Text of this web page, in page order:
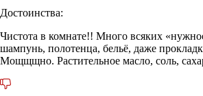
Достоинства:
Чистота в комнате!! Много всяких
шампунь, полотенца, бельё, даже
Мощщщно. Растительное масло, соль,